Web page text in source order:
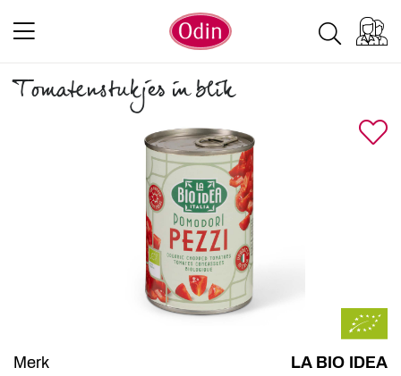
Tomatenstukjes in blik
Merk
LA BIO IDEA